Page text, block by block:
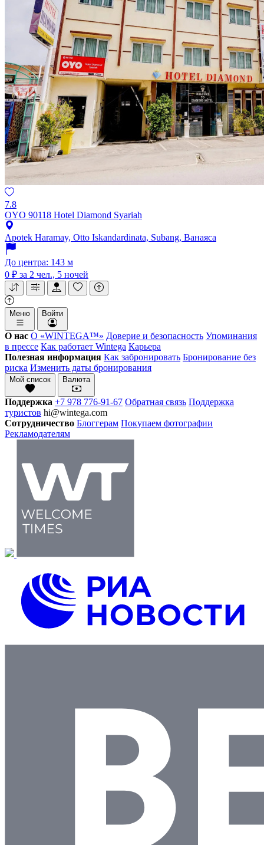
7.8
OYO 90118 Hotel Diamond Syariah
Apotek Haramay, Otto Iskandardinata, Subang, Ванаяса
До центра: 143 м
0 ₽ за 2 чел., 5 ночей
Меню Войти
О нас О «WINTEGA™» Доверие и безопасность Упоминания
в прессе Как работает Wintega Карьера
Полезная информация Как забронировать Бронирование без
риска Изменить даты бронирования
Мой список Валюта
Поддержка +7 978 776-91-67 Обратная связь Поддержка
туристов hi@wintega.com
Сотрудничество Блоггерам Покупаем фотографии
Рекламодателям